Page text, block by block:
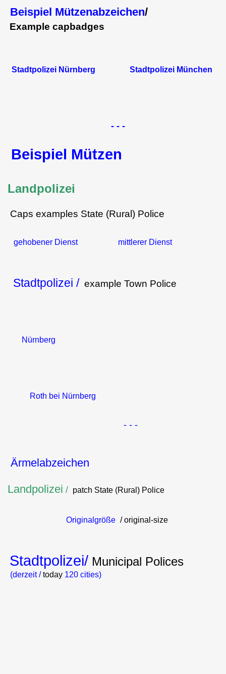
Beispiel Mützenabzeichen/
Example capbadges
Stadtpolizei Nürnberg Stadtpolizei München
- - -
Beispiel Mützen
Landpolizei
Caps examples State (Rural) Police
gehobener Dienst mittlerer Dienst
Stadtpolizei / example Town Police
Nürnberg
Roth bei Nürnberg
- - -
Ärmelabzeichen
Landpolizei / patch State (Rural) Police
Originalgröße / original-size
Stadtpolizei/ Municipal Polices
(derzeit /today 120 cities)